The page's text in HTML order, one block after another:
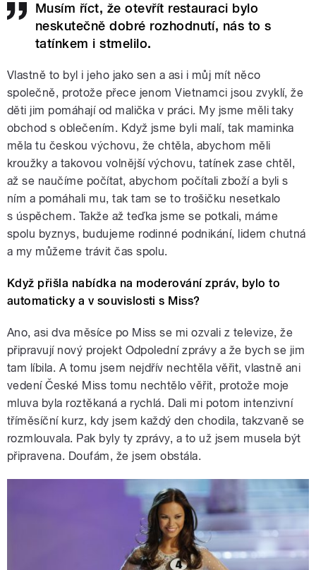
Musím říct, že otevřít restauraci bylo
neskutečně dobré rozhodnutí, nás to s
tatínkem i stmelilo.
Vlastně to byl i jeho jako sen a asi i můj mít něco
společně, protože přece jenom Vietnamci jsou zvyklí, že
děti jim pomáhají od malička v práci. My jsme měli taky
obchod s oblečením. Když jsme byli malí, tak maminka
měla tu českou výchovu, že chtěla, abychom měli
kroužky a takovou volnější výchovu, tatínek zase chtěl,
až se naučíme počítat, abychom počítali zboží a byli s
ním a pomáhali mu, tak tam se to trošičku nesetkalo
s úspěchem. Takže až teďka jsme se potkali, máme
spolu byznys, budujeme rodinné podnikání, lidem chutná
a my můžeme trávit čas spolu.
Když přišla nabídka na moderování zpráv, bylo to
automaticky a v souvislosti s Miss?
Ano, asi dva měsíce po Miss se mi ozvali z televize, že
připravují nový projekt Odpolední zprávy a že bych se jim
tam líbila. A tomu jsem nejdřív nechtěla věřit, vlastně ani
vedení České Miss tomu nechtělo věřit, protože moje
mluva byla roztěkaná a rychlá. Dali mi potom intenzivní
tříměsíční kurz, kdy jsem každý den chodila, takzvaně se
rozmlouvala. Pak byly ty zprávy, a to už jsem musela být
připravena. Doufám, že jsem obstála.